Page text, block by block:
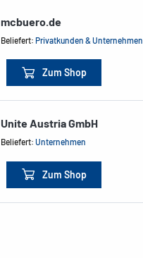
mcbuero.de
Beliefert:Privatkunden & Unternehmen
Zum Shop
Unite Austria GmbH
Beliefert:Unternehmen
Zum Shop